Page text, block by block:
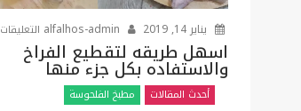
يناير 14, 2019 التعليقات
اسهل طريقه لتقطيع الفراخ
والاستفاده بكل جزء منها
أحدث المقالات مطبخ الفلحوسة